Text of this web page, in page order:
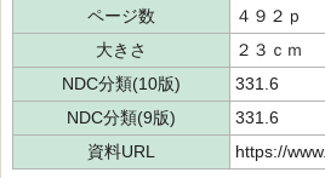
ページ数
４９２ｐ
大きさ
２３ｃｍ
NDC分類(10版)
331.6
NDC分類(9版)
331.6
資料URL
https://